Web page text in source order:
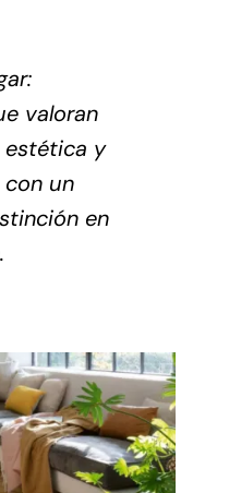
valoran
estética y
con un
en